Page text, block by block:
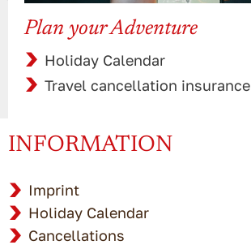
Plan your Adventure
Holiday Calendar
Travel cancellation insurance
INFORMATION
Imprint
Holiday Calendar
Cancellations